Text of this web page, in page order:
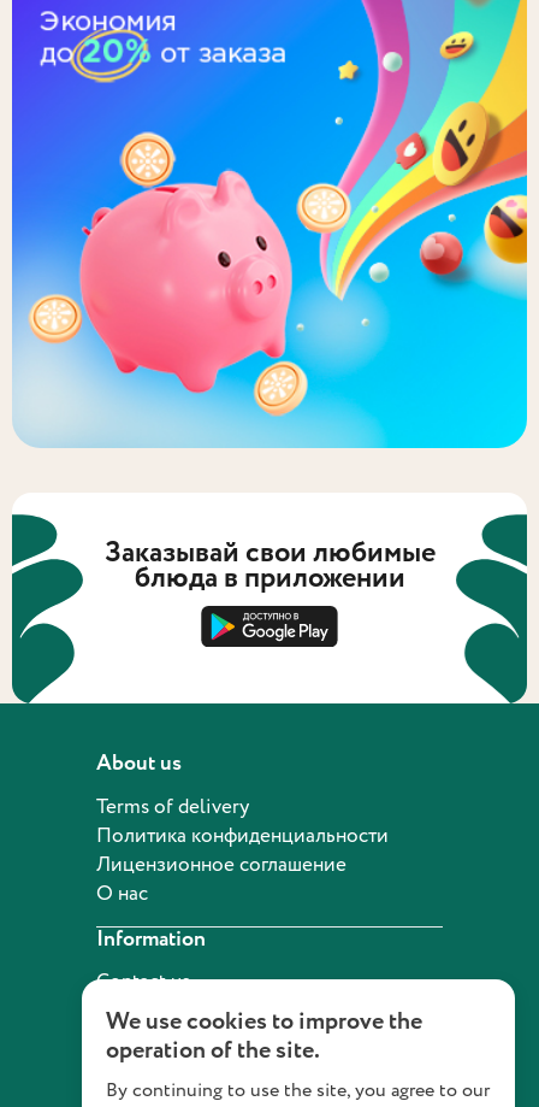
Заказывай свои любимые
блюда в приложении
About us
Terms of delivery
Политика конфиденциальности
Лицензионное соглашение
О нас
Information
Contact us
+7 (495) 960-12-42
We use cookies to improve the
operation of the site.
By continuing to use the site, you agree to our